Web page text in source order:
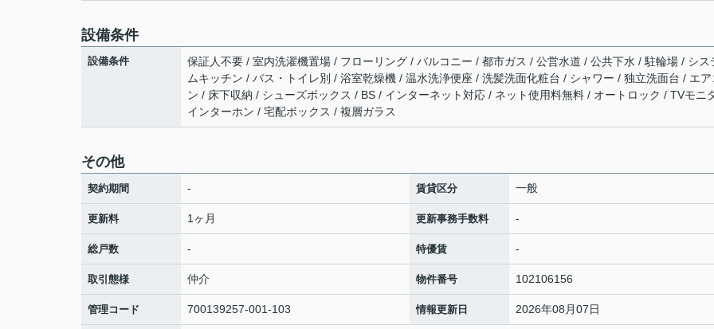
設備条件
設備条件
保証人不要 / 室内洗濯機置場 / フローリング / バルコニー / 都市ガス / 公営水道 / 公共下水 / 駐輪場 / シス
ムキッチン / バス・トイレ別 / 浴室乾燥機 / 温水洗浄便座 / 洗髪洗面化粧台 / シャワー / 独立洗面台 / エア
ン / 床下収納 / シューズボックス / BS / インターネット対応 / ネット使用料無料 / オートロック / TVモニ
インターホン / 宅配ボックス / 複層ガラス
その他
契約期間 - 賃貸区分 一般
更新料 1ヶ月 更新事務手数料 -
総戸数 - 特優賃 -
取引態様 仲介 物件番号 102106156
管理コード 700139257-001-103 情報更新日 2026年08月07日